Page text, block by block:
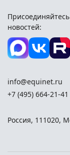
новостей:
info@equinet.ru
+7 (495) 664-21-41
Россия, 111020,